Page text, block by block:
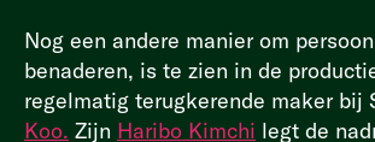
Nog een andere manier om
benaderen, is te zien in de
regelmatig terugkerende maker bij
Koo. Zijn Haribo Kimchi legt de